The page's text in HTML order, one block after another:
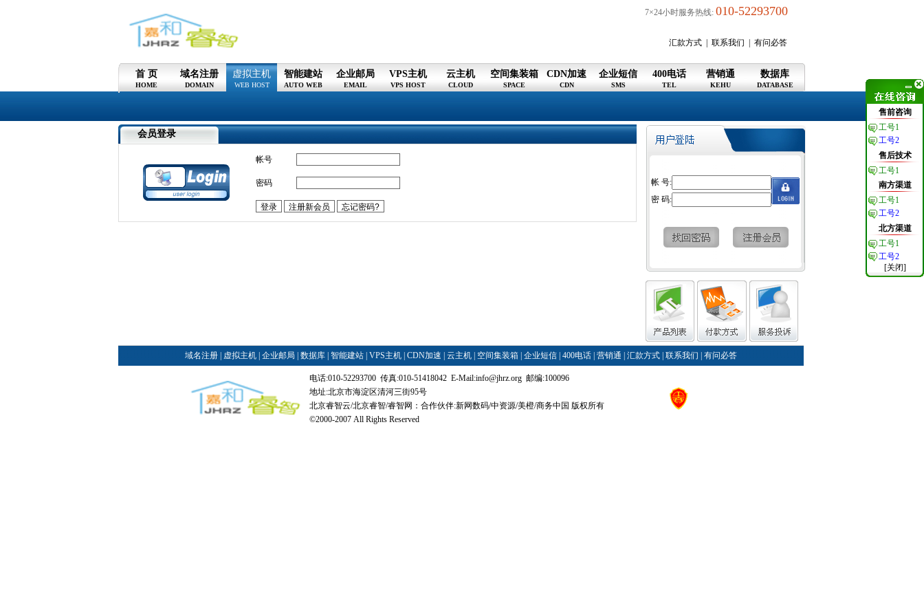
7×24小时服务热线: 010-52293700
汇款方式 联系我们 有问必答
首 页
HOME
域名注册
DOMAIN
虚拟主机
WEB HOST
智能建站
AUTO WEB
企业邮局
EMAIL
VPS主机
VPS HOST
云主机
CLOUD
空间集装箱
SPACE
CDN加速
CDN
企业短信
SMS
400电话
TEL
营销通
KEHU
数据库
DATABASE
会员登录
帐号
密码
帐 号:
密 码:
域名注册 虚拟主机 企业邮局 数据库 智能建站 VPS主机 CDN加速 云主机 空间集装箱 企业短信 400电话 营销通 汇款方式 联系我们 有问必答
电话:010-52293700 传真:010-51418042 E-Mail:info@jhrz.org 邮编:100096
地址:北京市海淀区清河三街95号
北京睿智云/北京睿智/睿智网：合作伙伴:新网数码/中资源/美橙/商务中国 版权所有
©2000-2007 All Rights Reserved
售前咨询
工号1
工号2
售后技术
工号1
南方渠道
工号1
工号2
北方渠道
工号1
工号2
[关闭]